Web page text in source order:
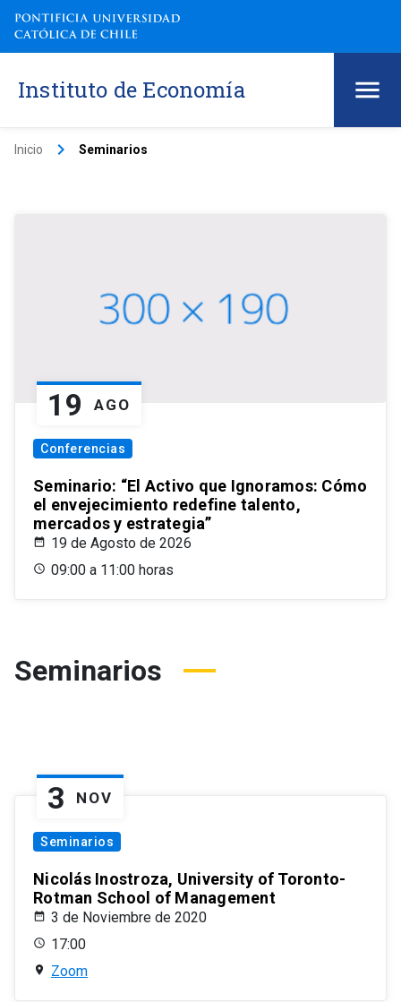
Instituto de Economía
Inicio keyboard_arrow_right Seminarios
19 AGO
Conferencias
Seminario: “El Activo que Ignoramos: Cómo
el envejecimiento redefine talento,
mercados y estrategia”
19 de Agosto de 2026
09:00 a 11:00 horas
Seminarios
3 NOV
Seminarios
Nicolás Inostroza, University of Toronto-
Rotman School of Management
3 de Noviembre de 2020
17:00
Zoom